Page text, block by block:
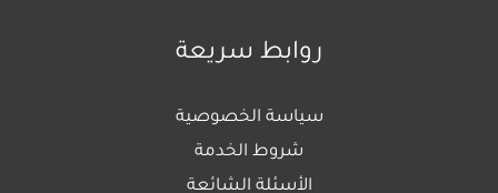
روابط سريعة
سياسة الخصوصية
شروط الخدمة
الأسئلة الشائعة